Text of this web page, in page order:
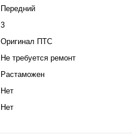
Передний
3
Оригинал ПТС
Не требуется ремонт
Растаможен
Нет
Нет